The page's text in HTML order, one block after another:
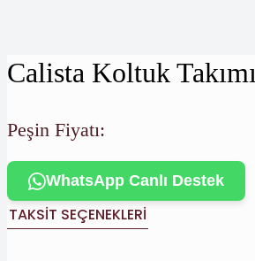
Calista Koltuk Takımı
Peşin Fiyatı:
WhatsApp Canlı Destek
TAKSIT SEÇENEKLERI